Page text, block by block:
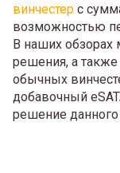
винчестер с
возможностью
В наших
решения, а
обычных
добавочный
решение данного